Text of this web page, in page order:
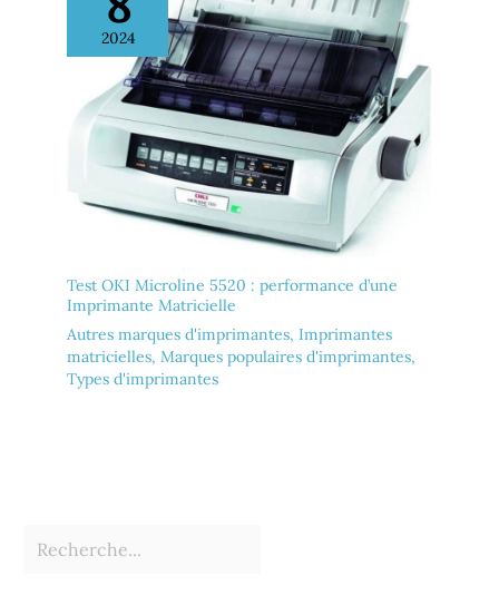
2024
Test OKI Microline 5520 : performance d’une
Imprimante Matricielle
Autres marques d'imprimantes, Imprimantes
matricielles, Marques populaires d'imprimantes,
Types d'imprimantes